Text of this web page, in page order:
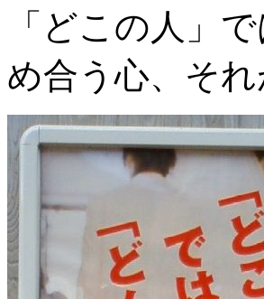
「どこの人」
め合う心、それ